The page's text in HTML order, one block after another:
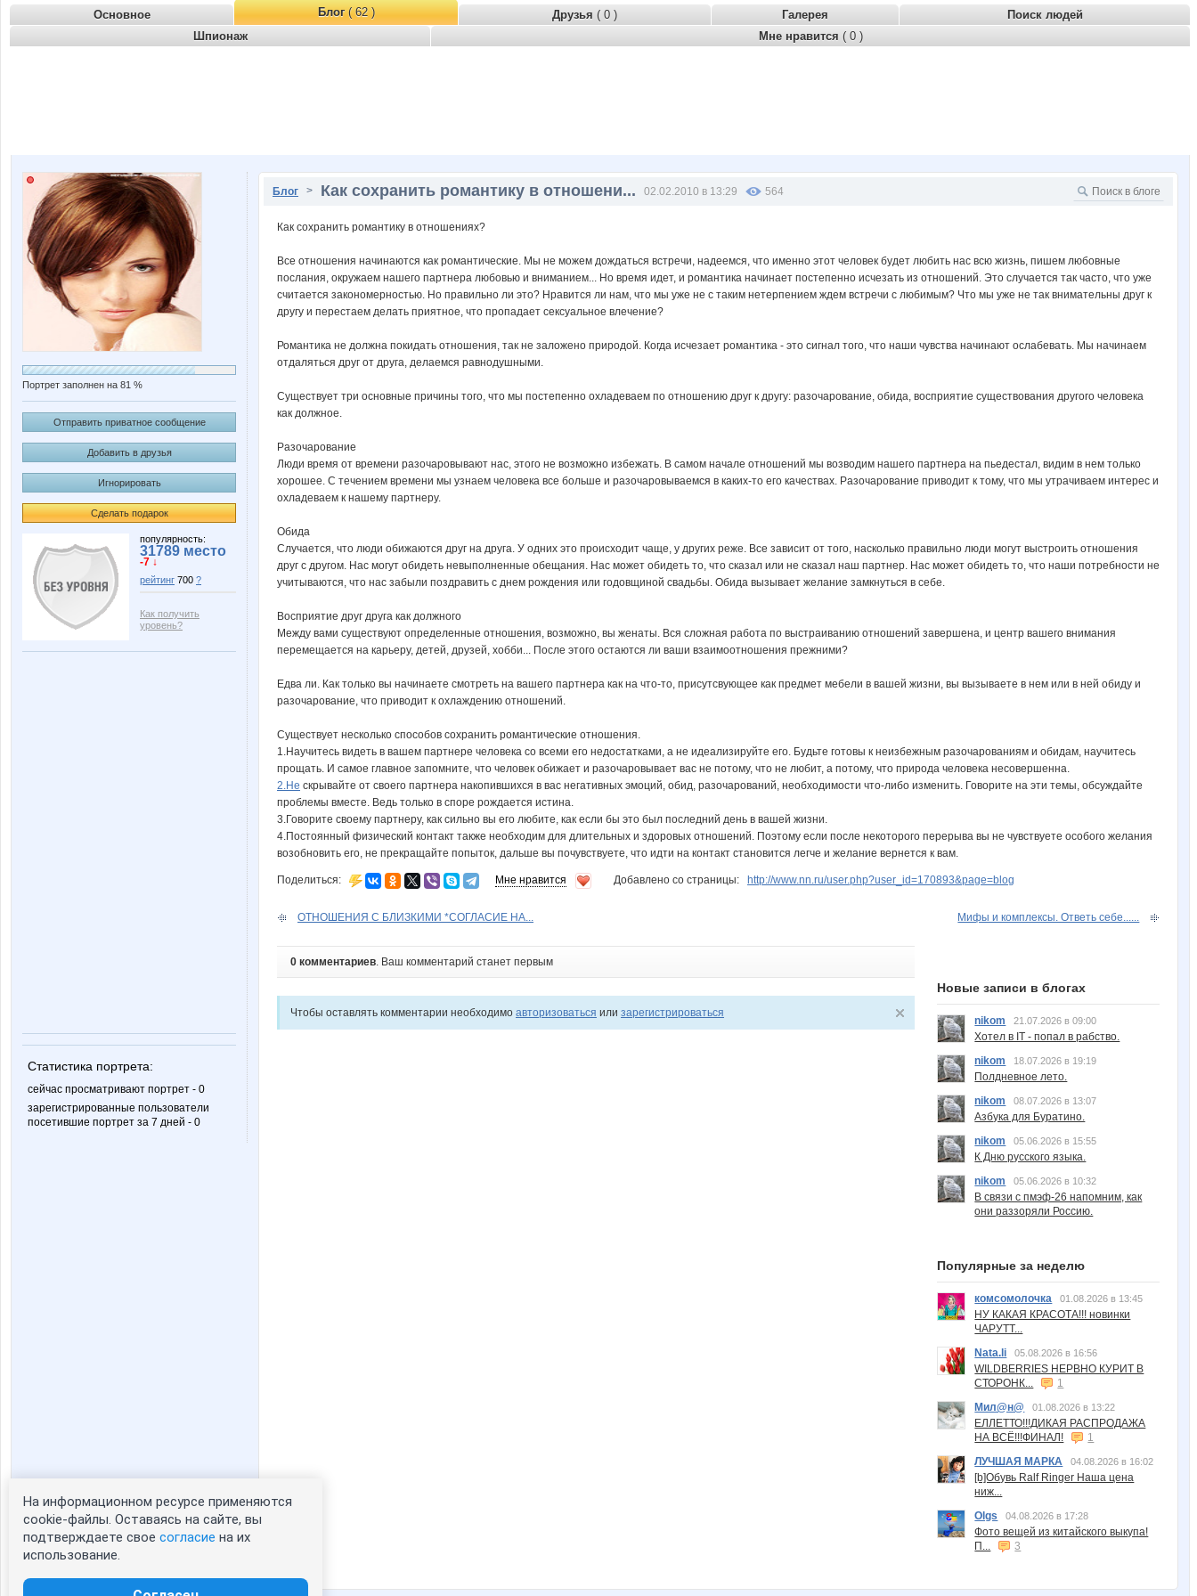
Основное Блог( 62 ) Друзья ( 0 ) Галерея
Поиск людей
Шпионаж
Мне нравится ( 0 )
Портрет заполнен на 81 %
Отправить приватное сообщение
Добавить в друзья
Игнорировать
Сделать подарок
популярность:
31789 место
-7 ↓
рейтинг 700 ?
Как получить
уровень?
Статистика портрета:
сейчас просматривают портрет - 0
зарегистрированные пользователи
посетившие портрет за 7 дней - 0
Блог > Как сохранить романтику в отношени... 02.02.2010 в 13:29 564
Как сохранить романтику в отношениях?
Все отношения начинаются как романтические. Мы не можем дождаться встречи, надеемся, что именно этот человек будет любить нас всю жизнь, пишем любовные
послания, окружаем нашего партнера любовью и вниманием... Но время идет, и романтика начинает постепенно исчезать из отношений. Это случается так часто, что уже
считается закономерностью. Но правильно ли это? Нравится ли нам, что мы уже не с таким нетерпением ждем встречи с любимым? Что мы уже не так внимательны друг к
другу и перестаем делать приятное, что пропадает сексуальное влечение?
Романтика не должна покидать отношения, так не заложено природой. Когда исчезает романтика - это сигнал того, что наши чувства начинают ослабевать. Мы начинаем
отдаляться друг от друга, делаемся равнодушными.
Существует три основные причины того, что мы постепенно охладеваем по отношению друг к другу: разочарование, обида, восприятие существования другого человека
как должное.
Разочарование
Люди время от времени разочаровывают нас, этого не возможно избежать. В самом начале отношений мы возводим нашего партнера на пьедестал, видим в нем только
хорошее. С течением времени мы узнаем человека все больше и разочаровываемся в каких-то его качествах. Разочарование приводит к тому, что мы утрачиваем интерес и
охладеваем к нашему партнеру.
Обида
Случается, что люди обижаются друг на друга. У одних это происходит чаще, у других реже. Все зависит от того, насколько правильно люди могут выстроить отношения
друг с другом. Нас могут обидеть невыполненные обещания. Нас может обидеть то, что сказал или не сказал наш партнер. Нас может обидеть то, что наши потребности не
учитываются, что нас забыли поздравить с днем рождения или годовщиной свадьбы. Обида вызывает желание замкнуться в себе.
Восприятие друг друга как должного
Между вами существуют определенные отношения, возможно, вы женаты. Вся сложная работа по выстраиванию отношений завершена, и центр вашего внимания
перемещается на карьеру, детей, друзей, хобби... После этого остаются ли ваши взаимоотношения прежними?
Едва ли. Как только вы начинаете смотреть на вашего партнера как на что-то, присутсвующее как предмет мебели в вашей жизни, вы вызываете в нем или в ней обиду и
разочарование, что приводит к охлаждению отношений.
Существует несколько способов сохранить романтические отношения.
1.Научитесь видеть в вашем партнере человека со всеми его недостатками, а не идеализируйте его. Будьте готовы к неизбежным разочарованиям и обидам, научитесь
прощать. И самое главное запомните, что человек обижает и разочаровывает вас не потому, что не любит, а потому, что природа человека несовершенна.
2.Не скрывайте от своего партнера накопившихся в вас негативных эмоций, обид, разочарований, необходимости что-либо изменить. Говорите на эти темы, обсуждайте
проблемы вместе. Ведь только в споре рождается истина.
3.Говорите своему партнеру, как сильно вы его любите, как если бы это был последний день в вашей жизни.
4.Постоянный физический контакт также необходим для длительных и здоровых отношений. Поэтому если после некоторого перерыва вы не чувствуете особого желания
возобновить его, не прекращайте попыток, дальше вы почувствуете, что идти на контакт становится легче и желание вернется к вам.
Поделиться: Мне нравится Добавлено со страницы: http://www.nn.ru/user.php?user_id=170893&page=blog
ОТНОШЕНИЯ С БЛИЗКИМИ *СОГЛАСИЕ НА... Мифы и комплексы. Ответь себе......
0 комментариев. Ваш комментарий станет первым
Чтобы оставлять комментарии необходимо авторизоваться или зарегистрироваться
Новые записи в блогах
nikom 21.07.2026 в 09:00
Хотел в IT - попал в рабство.
nikom
18.07.2026 в 19:19
Полдневное лето.
nikom
08.07.2026 в 13:07
Азбука для Буратино.
nikom
05.06.2026 в 15:55
К Дню русского языка.
nikom
05.06.2026 в 10:32
В связи с пмэф-26 напомним, как
они раззоряли Россию.
Популярные за неделю
комсомолочка 01.08.2026 в 13:45
НУ КАКАЯ КРАСОТА!!! новинки
ЧАРУТТ...
Nata.li
05.08.2026 в 16:56
WILDBERRIES НЕРВНО КУРИТ В
СТОРОНК...
1
Мил@н@
01.08.2026 в 13:22
ЕЛЛЕТТО!!!ДИКАЯ РАСПРОДАЖА
НА ВСЁ!!!ФИНАЛ!
1
ЛУЧШАЯ МАРКА
04.08.2026 в 16:02
[b]Обувь Ralf Ringer Наша цена
ниж...
Olgs
04.08.2026 в 17:28
Фото вещей из китайского выкупа!
П...
3
На информационном ресурсе применяются
cookie-файлы. Оставаясь на сайте, вы
подтверждаете свое согласие на их
использование.